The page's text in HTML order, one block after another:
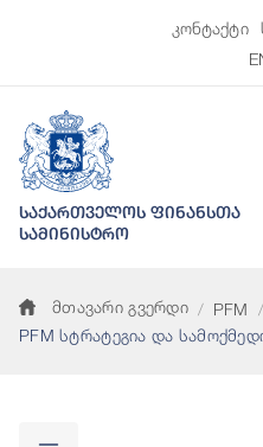
კონტაქტი
საქართველოს ფინანსთა
სამინისტრო
მთავარი გვერდი
PFM
PFM სტრატეგია და